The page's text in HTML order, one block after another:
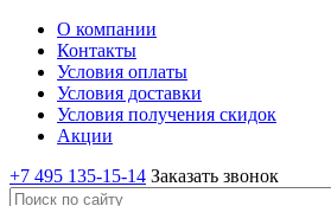
О компании
Контакты
Условия оплаты
Условия доставки
Условия получения скидок
Акции
+7 495 135-15-14 Заказать звонок